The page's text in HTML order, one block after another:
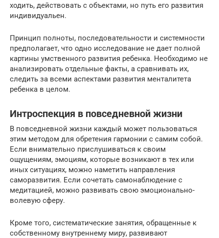
ходить, действовать с объектами, но путь его развития
индивидуальен.
Принцип полноты, последовательности и системности
предполагает, что одно исследование не дает полной
картины умственного развития ребенка. Необходимо не
анализировать отдельные факты, а сравнивать их,
следить за всеми аспектами развития менталитета
ребенка в целом.
Интроспекция в повседневной жизни
В повседневной жизни каждый может пользоваться
этим методом для обретения гармонии с самим собой.
Если внимательно прислушиваться к своим
ощущениям, эмоциям, которые возникают в тех или
иных ситуациях, можно наметить направления
саморазвития. Если сочетать самонаблюдение с
медитацией, можно развивать свою эмоционально-
волевую сферу.
Кроме того, систематические занятия, обращенные к
собственному внутреннему миру, развивают